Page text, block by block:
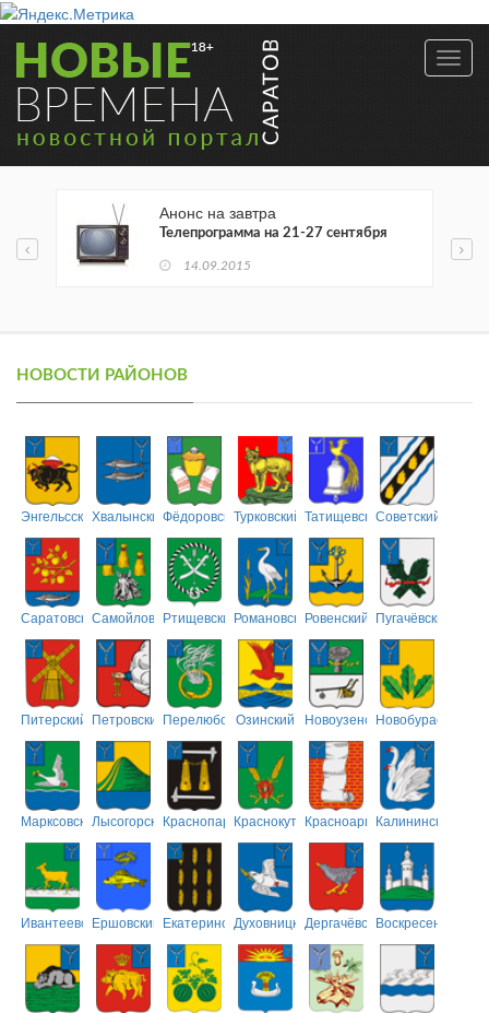
Анонс на завтра
Телепрограмма на 21-27 сентября
14.09.2015
НОВОСТИ РАЙОНОВ
ЭнгельсскийХвалынскийФёдоровскийТурковский ТатищевскийСоветский
СаратовскийСамойловскийРтищевскийРомановскийРовенский Пугачёвский
Питерский ПетровскийПерелюбскийОзинский НовоузенскийНовобурасский
МарксовскийЛысогорскийКраснопартизанский
КраснокутскийКрасноармейский
Калининский
ИвантеевскийЕршовский ЕкатериновскийДуховницкийДергачёвскийВоскресенский